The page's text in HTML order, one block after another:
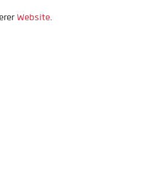
Website.